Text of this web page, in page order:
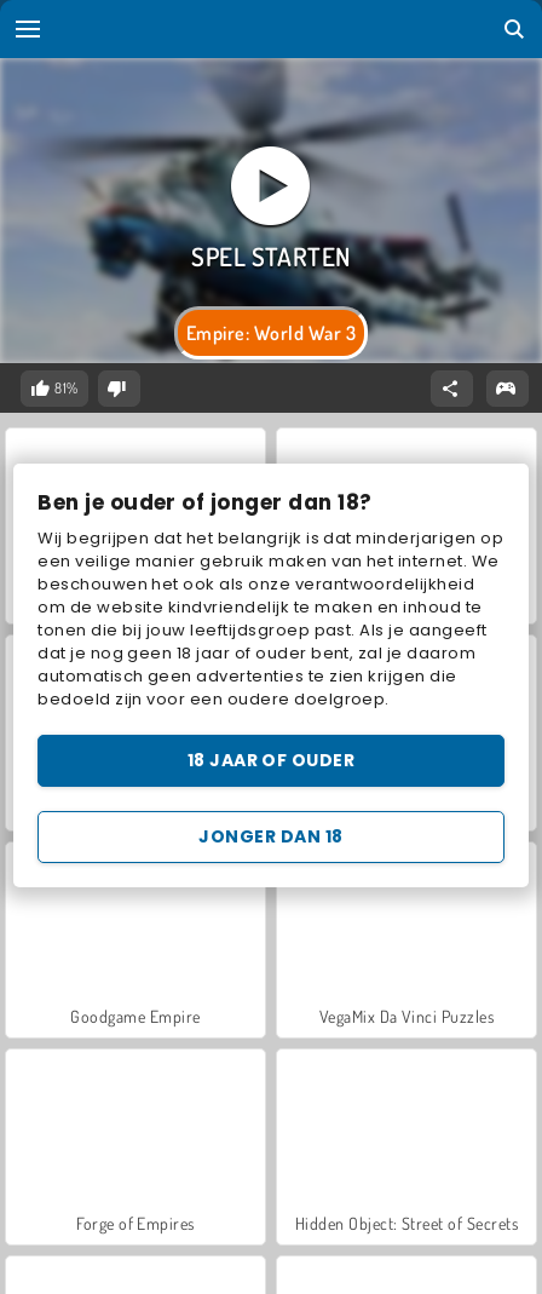
Ben je ouder of jonger dan 18?
Wij begrijpen dat het belangrijk is dat minderjarigen op
een veilige manier gebruik maken van het internet. We
beschouwen het ook als onze verantwoordelijkheid
om de website kindvriendelijk te maken en inhoud te
tonen die bij jouw leeftijdsgroep past. Als je aangeeft
dat je nog geen 18 jaar of ouder bent, zal je daarom
automatisch geen advertenties te zien krijgen die
bedoeld zijn voor een oudere doelgroep.
JONGER DAN 18
18 JAAR OF OUDER
Empire: World War 3
81%
World War 2 Shooter Royal Story
Let's Fish! Farm Merge Valley
Goodgame Empire VegaMix Da Vinci Puzzles
Forge of Empires Hidden Object: Street of Secrets